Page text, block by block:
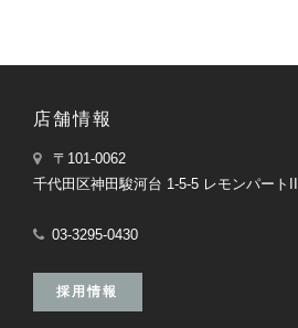
店舗情報
〒101-0062
千代田区神田駿河台 1-5-5 レモンパート
03-3295-0430
採用情報